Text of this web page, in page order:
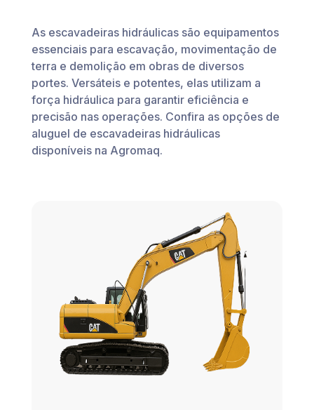
As escavadeiras hidráulicas são equipamentos
essenciais para escavação, movimentação de
terra e demolição em obras de diversos
portes. Versáteis e potentes, elas utilizam a
força hidráulica para garantir eficiência e
precisão nas operações. Confira as opções de
aluguel de escavadeiras hidráulicas
disponíveis na Agromaq.